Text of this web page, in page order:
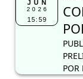
LUN
22